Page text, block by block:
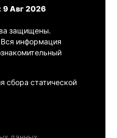
9 Авг 2026
защищены.
информация
сбора статической